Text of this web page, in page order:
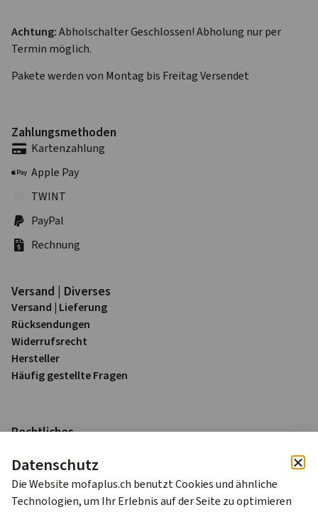
Achtung:Abholschalter Geschlossen! Abholung nur per
Termin möglich.
Pakete werden von Montag bis Freitag Versendet
Zahlungs­methoden
Karten­zahlung
Apple Pay
TWINT
PayPal
Rechnung
Versand | Diverses
Versand | Lieferung
Rück­sendungen
Widerrufs­recht
Hersteller
Häufig gestellte Fragen
Rechtliches
Datenschutz
AGB
Alle Preise sind in Schweizer Franken (CHF) inkl. 8.1% MWST
Datenschutz
Die Website mofaplus.ch benutzt Cookies und ähnliche
Technologien, um Ihr Erlebnis auf der Seite zu optimieren